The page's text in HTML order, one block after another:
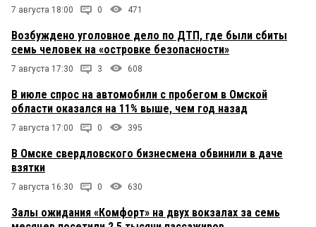
7 августа 18:00 0 471
Возбуждено уголовное дело по ДТП, где были сбиты
семь человек на «островке безопасности»
7 августа 17:30 3 608
В июле спрос на автомобили с пробегом в Омской
области оказался на 11% выше, чем год назад
7 августа 17:00 0 395
В Омске свердловского бизнесмена обвинили в даче
взятки
7 августа 16:30 0 630
Залы ожидания «Комфорт» на двух вокзалах за семь